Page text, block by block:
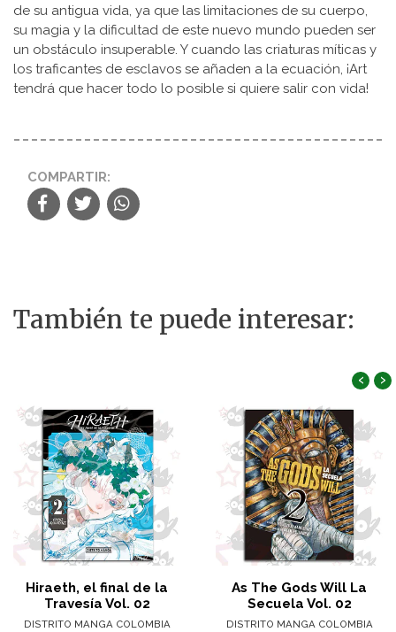
de su antigua vida, ya que las limitaciones de su cuerpo,
su magia y la dificultad de este nuevo mundo pueden ser
un obstáculo insuperable. Y cuando las criaturas míticas y
los traficantes de esclavos se añaden a la ecuación, ¡Art
tendrá que hacer todo lo posible si quiere salir con vida!
COMPARTIR:
También te puede interesar:
Hiraeth, el final de la
Travesía Vol. 02
DISTRITO MANGA COLOMBIA
As The Gods Will La
Secuela Vol. 02
DISTRITO MANGA COLOMBIA
‹ ›